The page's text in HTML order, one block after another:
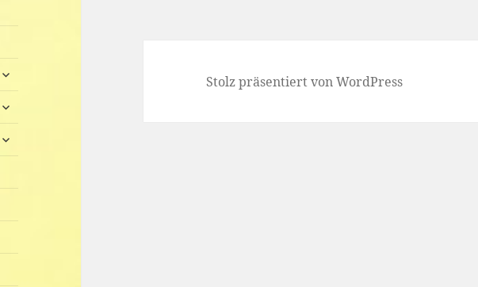
untermenü
untermenü
untermenü
Stolz präsentiert von WordPress